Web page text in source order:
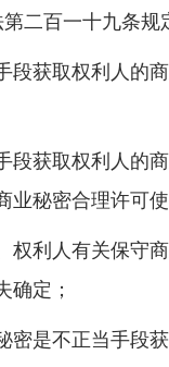
二百一十九条规
获取权利人的商
获取权利人的商
业秘密合理许可
利人有关保守商
确定；
是不正当手段获